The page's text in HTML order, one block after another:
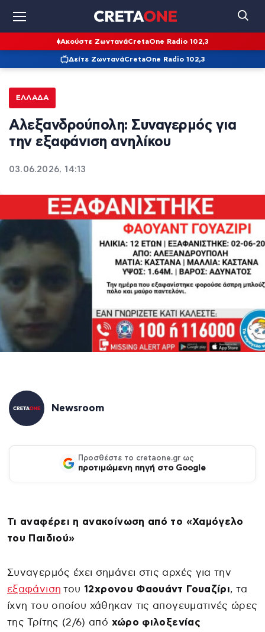
Ακούστε ΖωντανάCretaOne Radio 102,3
Δείτε ΖωντανάCretaOne Radio 102,3
ΕΛΛΆΔΑ
Αλεξανδρούπολη: Συναγερμός για
την εξαφάνιση ανηλίκου
03.06.2026, 14:13
Newsroom
Προσθέστε το cretaone.gr ως
προτιμώμενη πηγή στο Google
Τι αναφέρει η ανακοίνωση από το «Χαμόγελο
του Παιδιού»
Συναγερμός έχει σημάνει στις αρχές για την
εξαφάνιση του12χρονου Φαουάντ Γουαζίρι, τα
ίχνη του οποίου χάθηκαν τις απογευματινές ώρες
της Τρίτης (2/6) από χώρο φιλοξενίας